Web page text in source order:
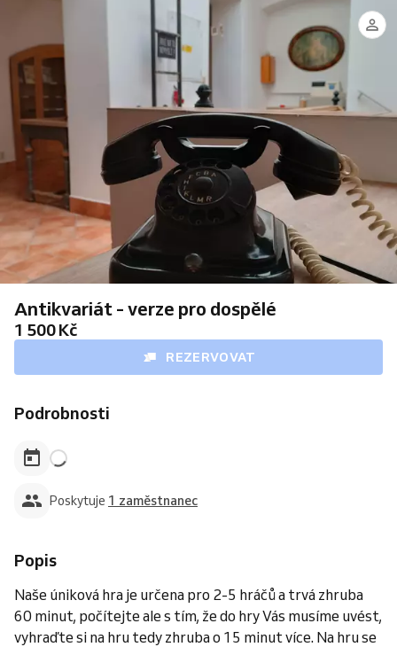
Antikvariát - verze pro dospělé
1 500 Kč
REZERVOVAT
Podrobnosti
Poskytuje 1 zaměstnanec
Popis
Naše úniková hra je určena pro 2-5 hráčů a trvá zhruba
60 minut, počítejte ale s tím, že do hry Vás musíme uvést,
vyhraďte si na hru tedy zhruba o 15 minut více. Na hru se
exitus